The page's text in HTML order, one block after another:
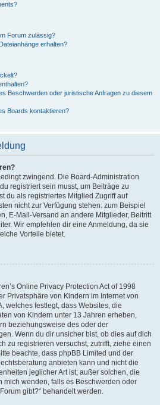
Forum zulässig?
erhalten?
Beschwerden oder juristische Anfragen zu diesem
Boards kontaktieren?
zwingend. Die Board-Administration
registriert sein musst, um Beiträge zu
du als registriertes Mitglied Zugriff auf
nicht zur Verfügung stehen: zum Beispiel
E-Mail-Versand an andere Mitglieder, Beitritt
Wir empfehlen dir eine Anmeldung, da sie
Vorteile bietet.
Online Privacy Protection Act of 1998
Privatsphäre von Kindern im Internet von
welches festlegt, dass Websites, die
von Kindern unter 13 Jahren erheben,
beziehungsweise des oder der
Wenn du dir unsicher bist, ob dies auf dich
zu registrieren versuchst, zutrifft, ziehe einen
beachte, dass phpBB Limited und der
anbieten kann und nicht die
jeglicher Art ist; außer solchen, die
mich wenden, falls es Beschwerden oder
gibt?“ behandelt werden.